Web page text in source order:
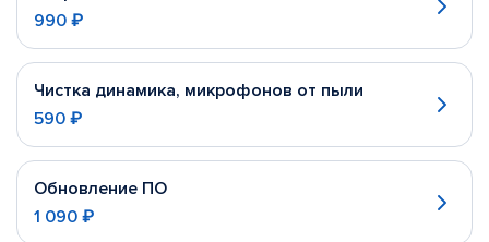
990 ₽
Чистка динамика, микрофонов от пыли
590 ₽
Обновление ПО
1 090 ₽